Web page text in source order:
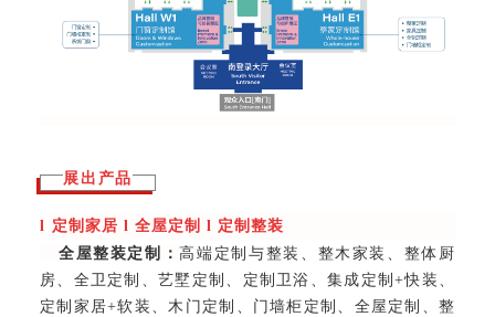
展出产品
l 定制家居 l 全屋定制 l 定制整装
全屋整装定制：高端定制与整装、整木家装、整体厨
房、全卫定制、艺墅定制、定制卫浴、集成定制+快装、
定制家居+软装、木门定制、门墙柜定制、全屋定制、整